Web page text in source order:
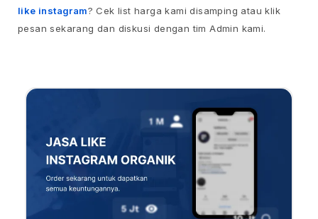
like instagram? Cek list harga kami disamping atau klik
pesan sekarang dan diskusi dengan tim Admin kami.